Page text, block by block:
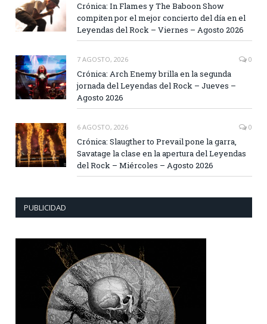
Crónica: In Flames y The Baboon Show
compiten por el mejor concierto del día en el
Leyendas del Rock – Viernes – Agosto 2026
7 AGOSTO, 2026 0
Crónica: Arch Enemy brilla en la segunda
jornada del Leyendas del Rock – Jueves –
Agosto 2026
6 AGOSTO, 2026 0
Crónica: Slaugther to Prevail pone la garra,
Savatage la clase en la apertura del Leyendas
del Rock – Miércoles – Agosto 2026
PUBLICIDAD